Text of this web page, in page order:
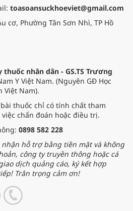
toasoansuckhoeviet@gmail.com
cơ, Phường Tân Sơn Nhì, TP Hồ
thuốc nhân dân - GS.TS Trương
Y Việt Nam. (Nguyên GĐ Học
Việt Nam).
thuốc chỉ có tính chất tham
chẩn đoán hoặc điều trị.
0898 582 228
hỗ trợ bằng tiền mặt và không
công ty truyền thông hoặc cá
dịch quảng cáo, ký kết hợp
Trân trọng cảm ơn!